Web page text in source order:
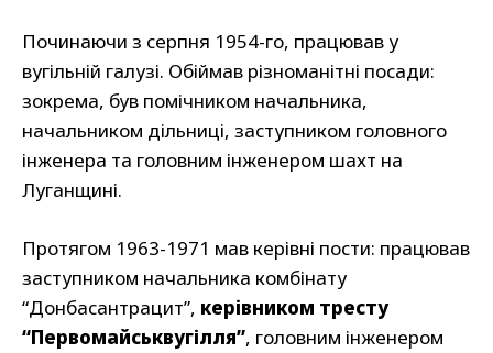
Починаючи з серпня 1954-го, працював у
вугільній галузі. Обіймав різноманітні посади:
зокрема, був помічником начальника,
начальником дільниці, заступником головного
інженера та головним інженером шахт на
Луганщині.
Протягом 1963-1971 мав керівні пости: працював
заступником начальника комбінату
“Донбасантрацит”, керівником тресту
“Первомайськвугілля”, головним інженером